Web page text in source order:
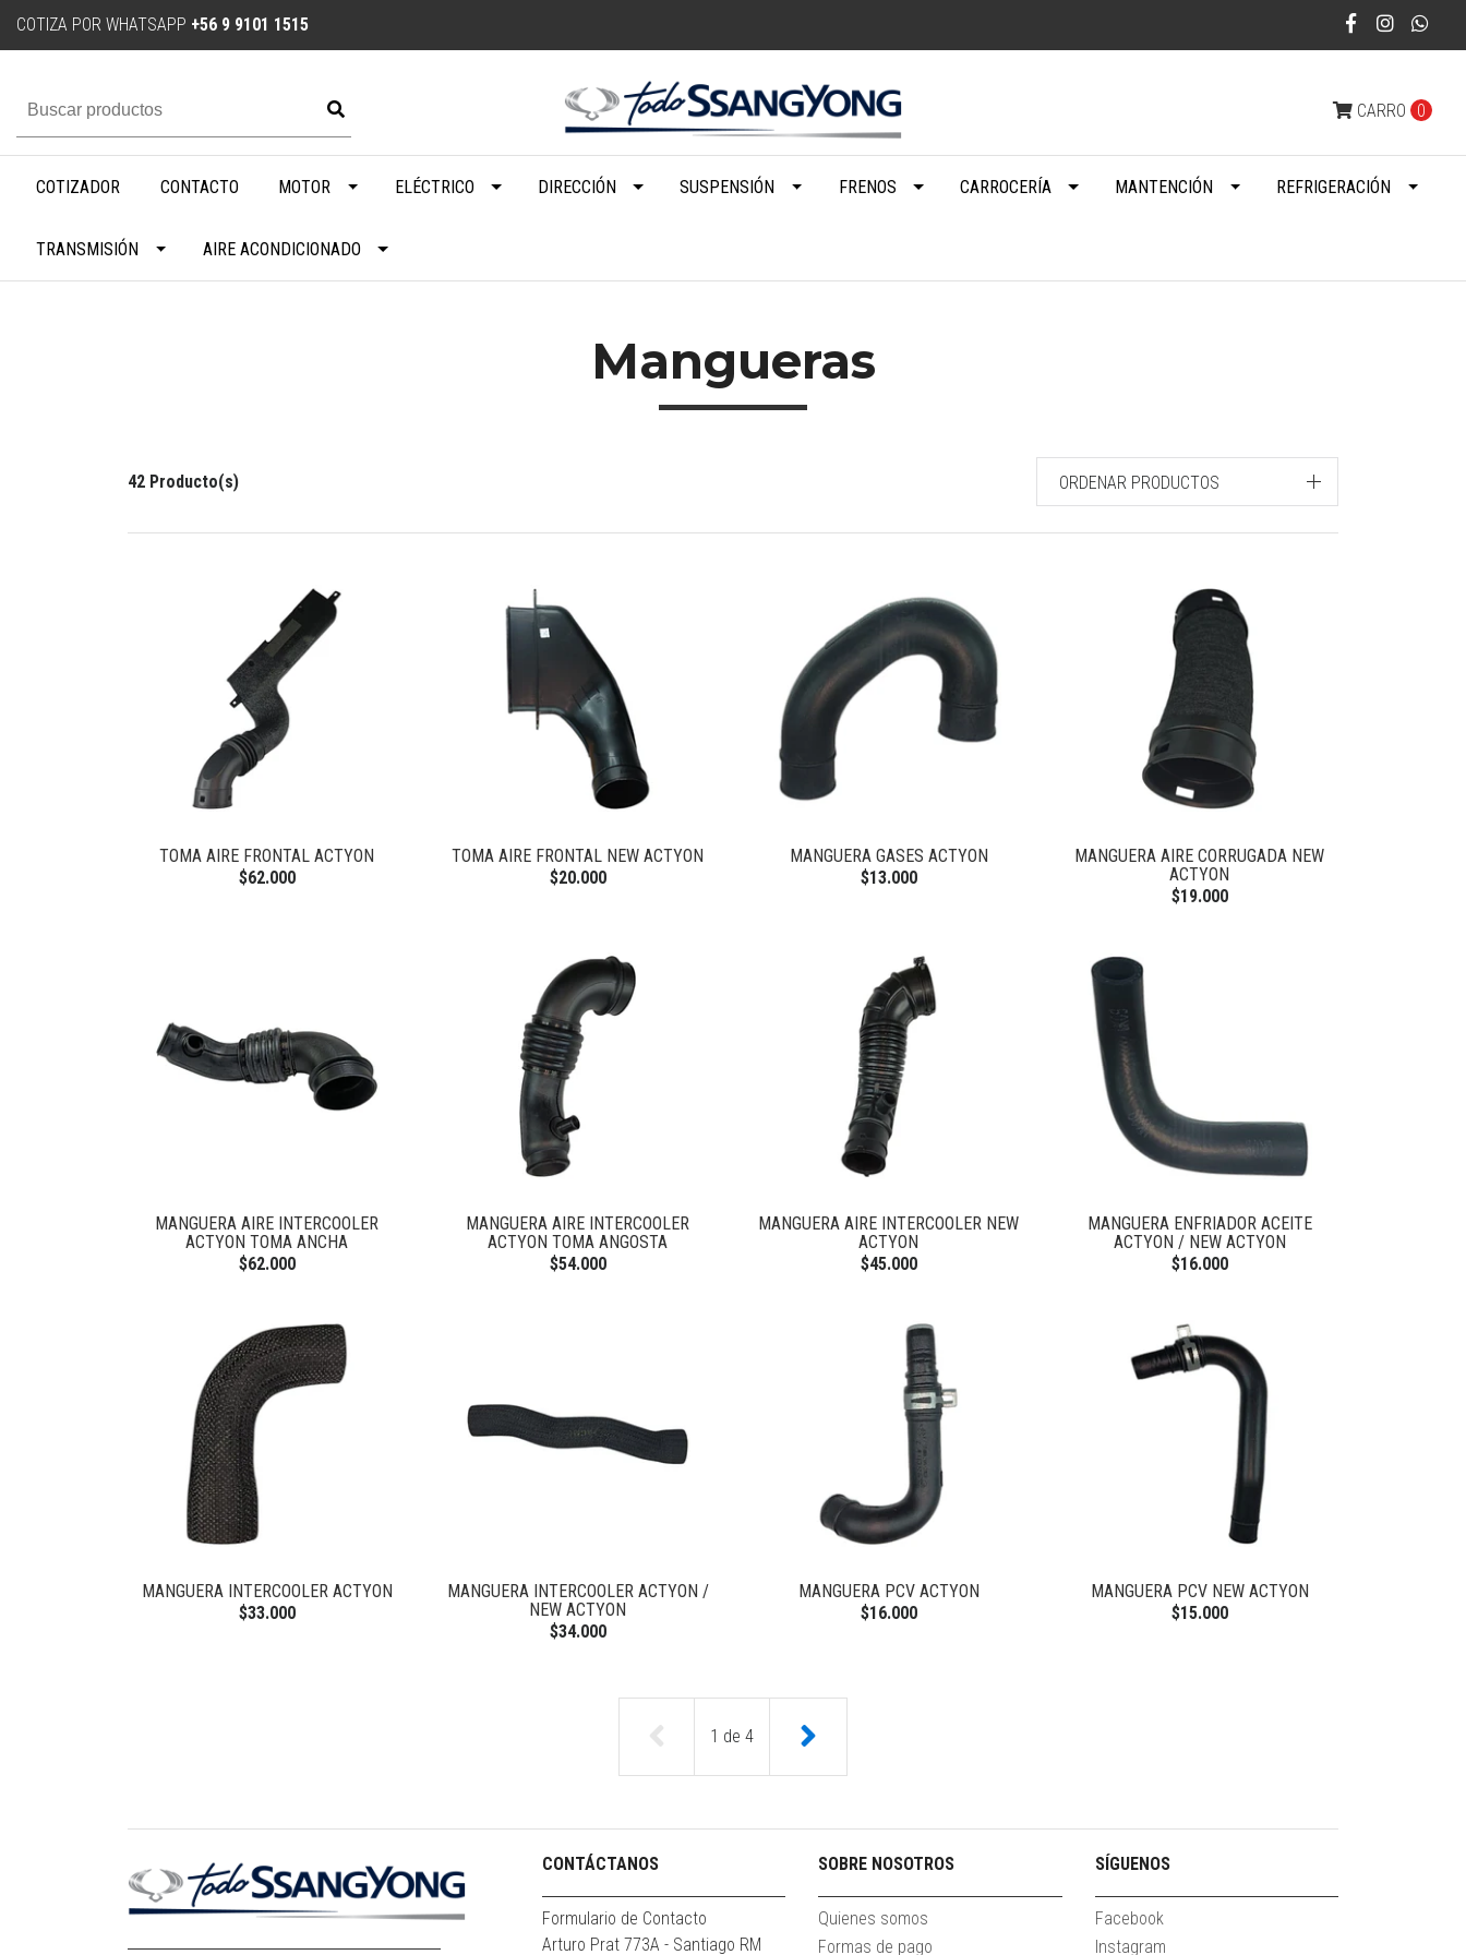
COTIZA POR WHATSAPP +56 9 9101 1515
CARRO 0
COTIZADOR CONTACTO MOTOR ELÉCTRICO DIRECCIÓN SUSPENSIÓN FRENOS CARROCERÍA MANTENCIÓN REFRIGERACIÓN
TRANSMISIÓN AIRE ACONDICIONADO
Mangueras
42 Producto(s) ORDENAR PRODUCTOS
TOMA AIRE FRONTAL ACTYON
$62.000
TOMA AIRE FRONTAL NEW ACTYON
$20.000
MANGUERA GASES ACTYON
$13.000
MANGUERA AIRE CORRUGADA NEW
ACTYON
$19.000
MANGUERA AIRE INTERCOOLER
ACTYON TOMA ANCHA
$62.000
MANGUERA AIRE INTERCOOLER
ACTYON TOMA ANGOSTA
$54.000
MANGUERA AIRE INTERCOOLER NEW
ACTYON
$45.000
MANGUERA ENFRIADOR ACEITE
ACTYON / NEW ACTYON
$16.000
MANGUERA INTERCOOLER ACTYON
$33.000
MANGUERA INTERCOOLER ACTYON /
NEW ACTYON
$34.000
MANGUERA PCV ACTYON
$16.000
MANGUERA PCV NEW ACTYON
$15.000
1 de 4
CONTÁCTANOS
Formulario de Contacto
Arturo Prat 773A - Santiago RM
SOBRE NOSOTROS
Quienes somos
Formas de pago
SÍGUENOS
Facebook
Instagram